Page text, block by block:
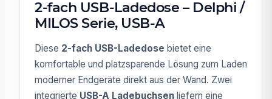
2-fach USB-Ladedose – Delphi /
MILOS Serie, USB-A
Diese 2-fach USB-Ladedose bietet eine
komfortable und platzsparende Lösung zum Laden
moderner Endgeräte direkt aus der Wand. Zwei
integrierte USB-A Ladebuchsen liefern eine